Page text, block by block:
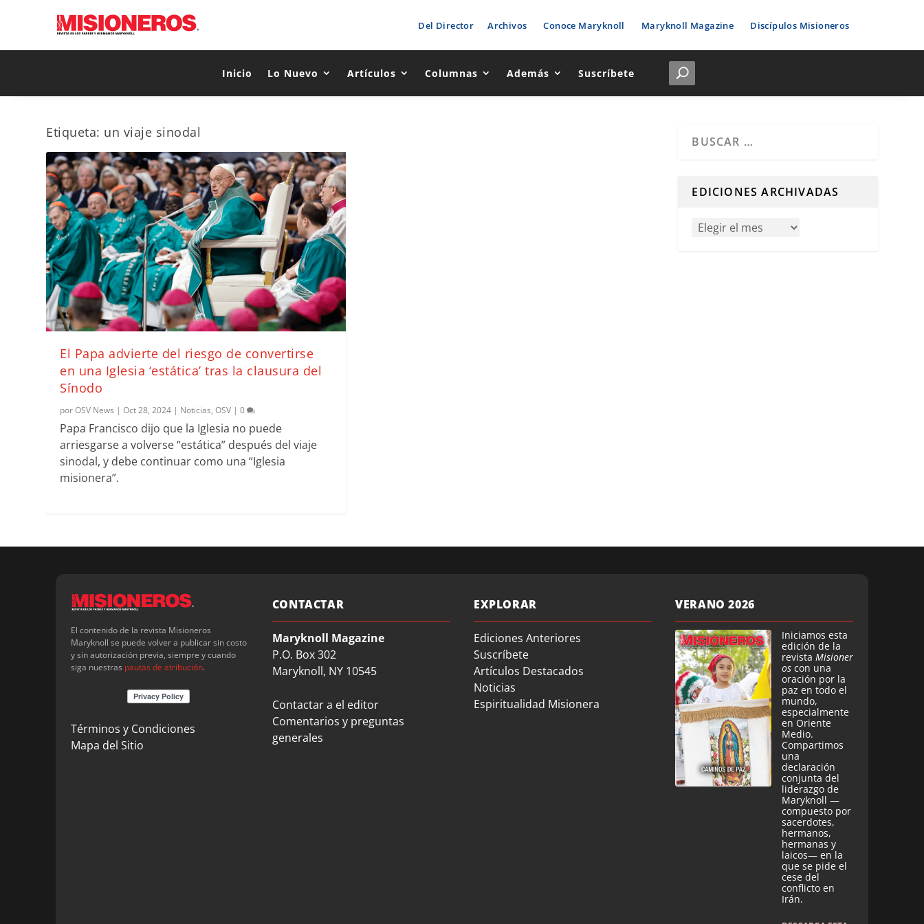
Del Director Archivos Conoce Maryknoll Maryknoll Magazine Discípulos Misioneros
Inicio Lo Nuevo Artículos Columnas Además Suscríbete
Etiqueta: un viaje sinodal
El Papa advierte del riesgo de convertirse
en una Iglesia ‘estática’ tras la clausura del
Sínodo
porOSV News |Oct 28, 2024 | Noticias,OSV |0
Papa Francisco dijo que la Iglesia no puede
arriesgarse a volverse “estática” después del viaje
sinodal, y debe continuar como una “Iglesia
misionera”.
EDICIONES ARCHIVADAS
El contenido de la revista Misioneros
Maryknoll se puede volver a publicar sin costo
y sin autorización previa, siempre y cuando
siga nuestras pautas de atribución.
Términos y Condiciones
Mapa del Sitio
CONTACTAR
Maryknoll Magazine
P.O. Box 302
Maryknoll, NY 10545
Contactar a el editor
Comentarios y preguntas
generales
EXPLORAR
Ediciones Anteriores
Suscríbete
Artículos Destacados
Noticias
Espiritualidad Misionera
VERANO 2026
Iniciamos esta
edición de la
revista Misioner
os con una
oración por la
paz en todo el
mundo,
especialmente
en Oriente
Medio.
Compartimos
una
declaración
conjunta del
liderazgo de
Maryknoll —
compuesto por
sacerdotes,
hermanos,
hermanas y
laicos— en la
que se pide el
cese del
conflicto en
Irán.